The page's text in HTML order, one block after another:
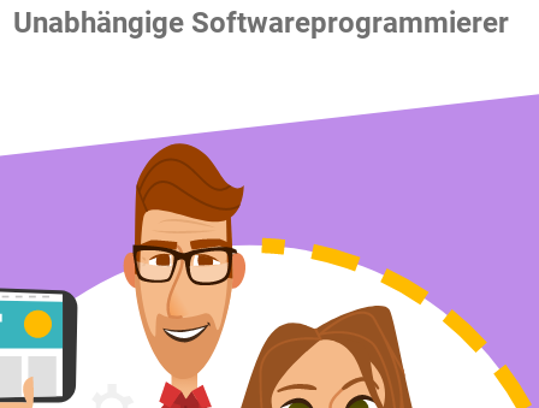
Unabhängige Softwareprogrammierer